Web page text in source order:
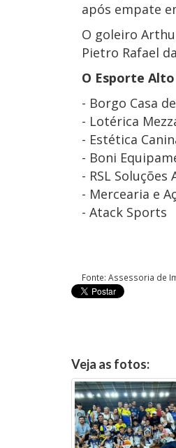
após empate
O goleiro
Pietro Rafael
O Esporte
- Borgo Casa
- Lotérica
- Estética
- Boni
- RSL Soluções
- Mercearia e
- Atack Sports
Fonte: Assessoria de
Veja as fotos: